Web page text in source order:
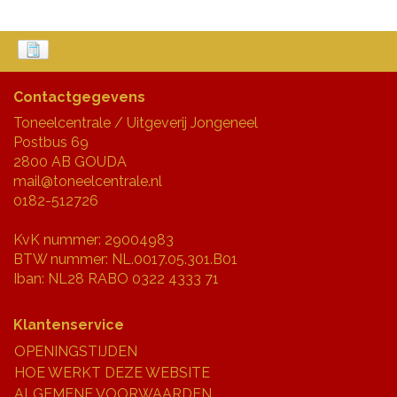
Contactgegevens
Toneelcentrale / Uitgeverij Jongeneel
Postbus 69
2800 AB GOUDA
mail@toneelcentrale.nl
0182-512726
KvK nummer: 29004983
BTW nummer: NL.0017.05.301.B01
Iban: NL28 RABO 0322 4333 71
Klantenservice
OPENINGSTIJDEN
HOE WERKT DEZE WEBSITE